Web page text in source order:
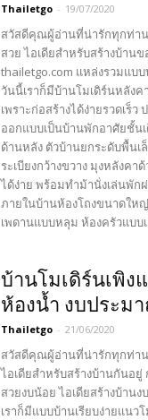
Thailetgo - 19/07/2020
สวัสดีคุณผู้อ่านที่น่ารักทุกท่า
สวย ไอเดียสำหรับสร้างบ้าน
thailetgo.com แหล่งรวมแบ
วันนี้เราก็มีบ้านโมเดิร์นหลัง
เพราะก่อสร้างได้ง่ายรวดเร็
ออกแบบเป็นบ้านพักอาศัยชั้น
ด้านหลัง ตัวบ้านยกระดับพื้น
ระเบียงกว้างขวาง มุงหลังค
ได้ง่าย พร้อมทำม้านั่งเล่นพั
ภายในบ้านห้องโถงขนาดให
เพดานแบบหลุม ห้องครัวแบบ
บ้านโมเดิร์นเพิง
ห้องน้ำ งบประม
Thailetgo - 21/06/2020
สวัสดีคุณผู้อ่านที่น่ารักทุกท่า
ไอเดียสำหรับสร้างบ้านกันอยู่
สวยงบน้อย ไอเดียสร้างบ้าน
เราก็มีแบบบ้านเรียบง่ายแน